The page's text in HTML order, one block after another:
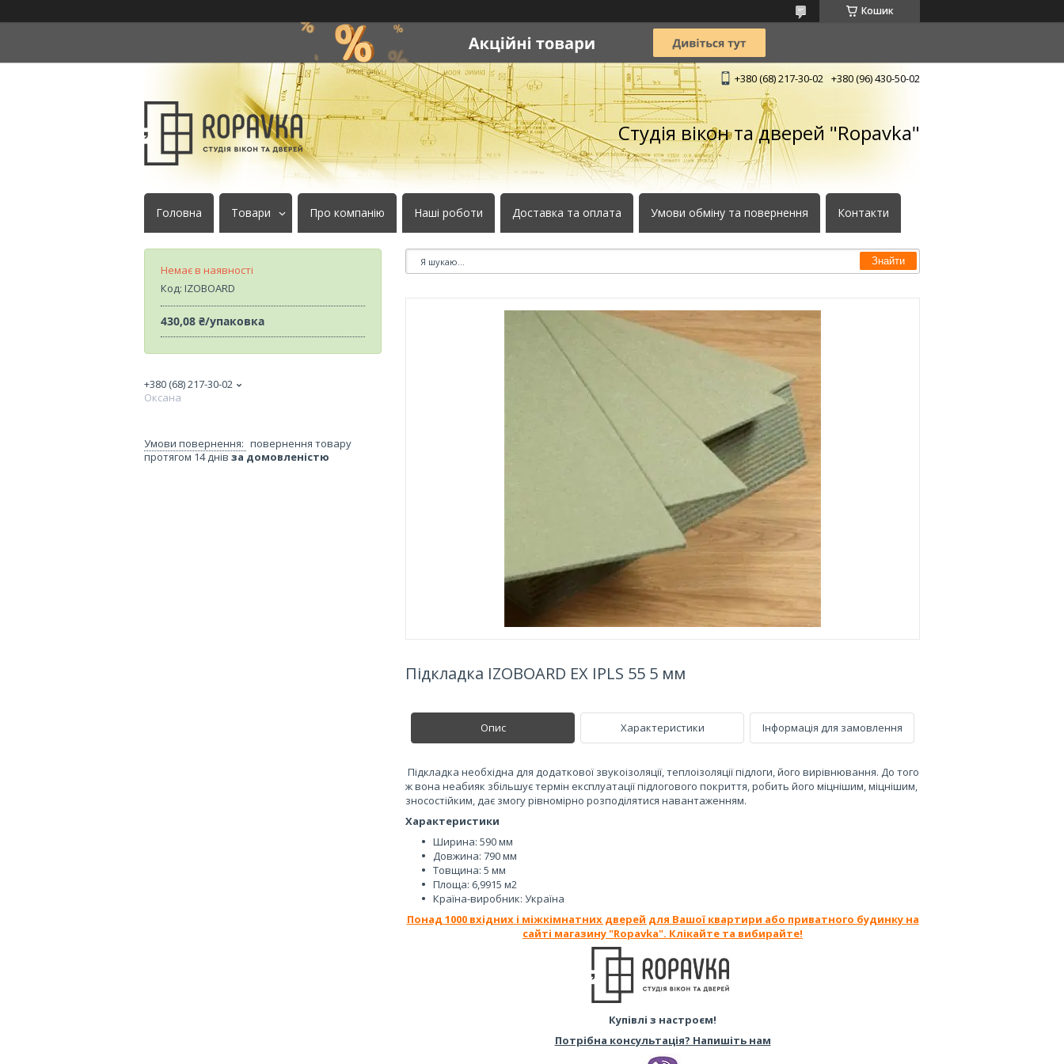
Кошик
+380 (68) 217-30-02 +380 (96) 430-50-02
Студія вікон та дверей "Ropavka"
Головна Товари Про компанію Наші роботи Доставка та оплата Умови обміну та повернення Контакти
Знайти
Підкладка IZOBOARD EX IPLS 55 5 мм
Опис Характеристики Інформація для замовлення
Підкладка необхідна для додаткової звукоізоляції, теплоізоляції підлоги, його вирівнювання. До того
ж вона неабияк збільшує термін експлуатації підлогового покриття, робить його міцнішим, міцнішим,
зносостійким, дає змогу рівномірно розподілятися навантаженням.
Характеристики
Ширина: 590 мм
Довжина: 790 мм
Товщина: 5 мм
Площа: 6,9915 м2
Країна-виробник: Україна
Понад 1000 вхідних і міжкімнатних дверей для Вашої квартири або приватного будинку на
сайті магазину "Ropavka". Клікайте та вибирайте!
Купівлі з настроєм!
Потрібна консультація? Напишіть нам
Немає в наявності
Код: IZOBOARD
430,08 ₴/упаковка
+380 (68) 217-30-02
Оксана
повернення товару
протягом 14 днів за домовленістю